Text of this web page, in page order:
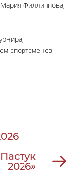
Филлиппова,
спортсменов
2026»